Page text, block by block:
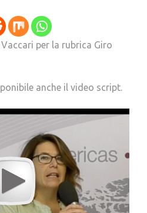
per la rubrica Giro
anche il video script.